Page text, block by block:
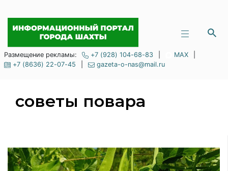
Размещение рекламы: +7 (928) 104-68-83 MAX
+7 (8636) 22-07-45
gazeta-o-nas@mail.ru
советы повара